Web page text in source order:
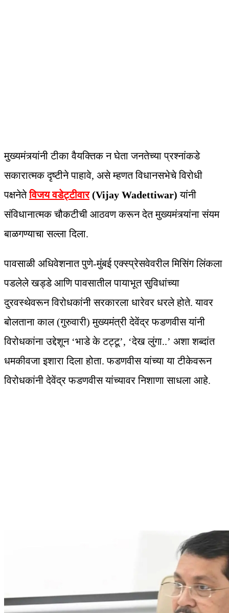
मुख्यमंत्र्यांनी टीका वैयक्तिक न घेता जनतेच्या प्रश्नांकडे
सकारात्मक दृष्टीने पाहावे, असे म्‍हणत विधानसभेचे विरोधी
पक्षनेतेविजय वडेट्टीवार (Vijay Wadettiwar)यांनी
संविधानात्मक चौकटीची आठवण करून देत मुख्यमंत्र्यांना संयम
बाळगण्याचा सल्ला दिला.
पावसाळी अधिवेशनात पुणे-मुंबई एक्स्प्रेसवेवरील मिसिंग लिंकला
पडलेले खड्डे आणि पावसातील पायाभूत सुविधांच्या
दुरवस्थेवरून विरोधकांनी सरकारला धारेवर धरले होते. यावर
बोलताना काल (गुरुवारी) मुख्यमंत्री देवेंद्र फडणवीस यांनी
विरोधकांना उद्देशून ‘भाडे के टट्टू’, ‘देख लुंगा..’ अशा शब्दांत
धमकीवजा इशारा दिला होता. फडणवीस यांच्या या टीकेवरून
विरोधकांनी देवेंद्र फडणवीस यांच्यावर निशाणा साधला आहे.